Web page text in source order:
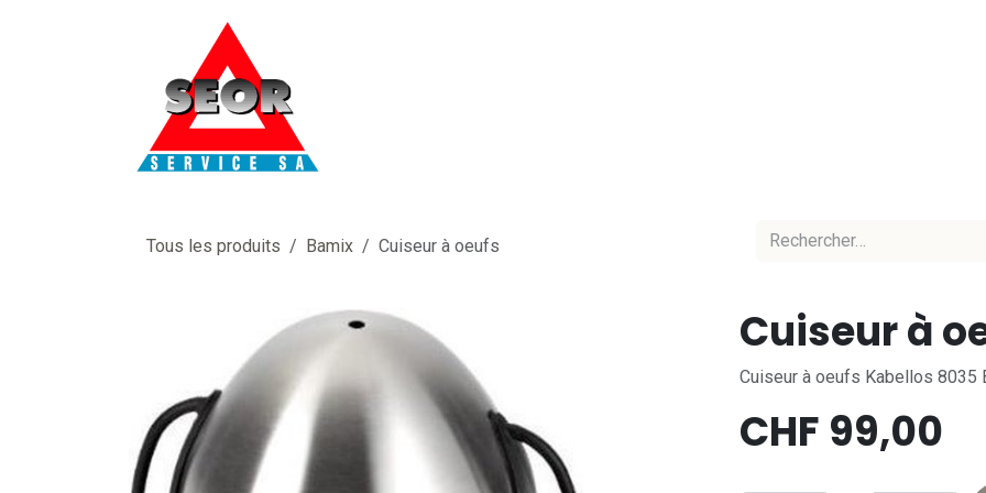
Tous les produits Bamix Cuiseur à oeufs
Cuiseur à
Cuiseur à oeufs Kabellos 8035
CHF 99,00